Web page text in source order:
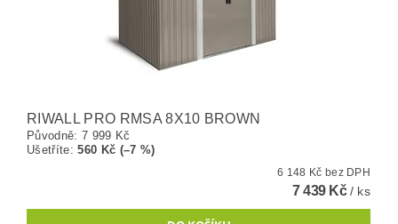
RIWALL PRO RMSA 8X10 BROWN
Původně: 7 999 Kč
Ušetříte:560 Kč (–7 %)
6 148 Kč bez DPH
7 439 Kč/ ks